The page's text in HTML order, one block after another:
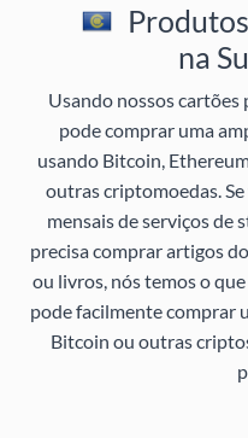
na
Usando nossos cartões
pode comprar uma
usando Bitcoin,
outras criptomoedas.
mensais de serviços de
precisa comprar artigos
ou livros, nós temos o
pode facilmente comprar
Bitcoin ou outras